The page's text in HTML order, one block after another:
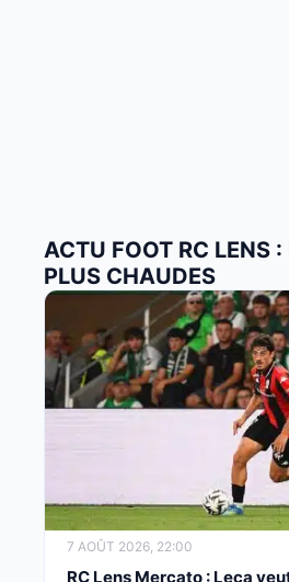
ACTU FOOT RC LENS :
PLUS CHAUDES
7 AOÛT 2026, 22:00
RC Lens Mercato : Leca